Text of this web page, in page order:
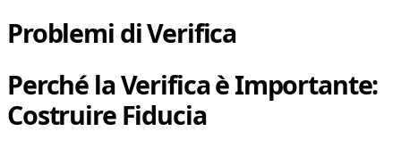
Problemi di Verifica
Perché la Verifica è Importante:
Costruire Fiducia